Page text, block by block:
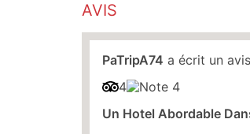
AVIS
PaTripA74 a écrit un
4
Un Hotel Abordable